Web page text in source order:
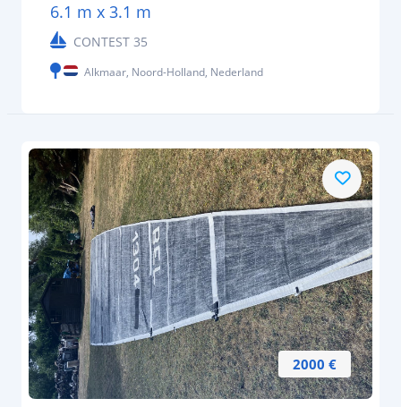
6.1 m x 3.1 m
CONTEST 35
Alkmaar, Noord-Holland, Nederland
2000 €